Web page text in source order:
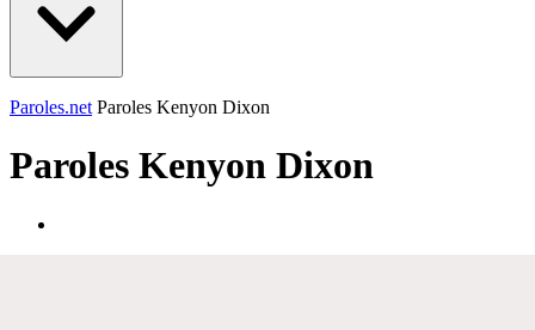
Paroles.net Paroles Kenyon Dixon
Paroles Kenyon Dixon